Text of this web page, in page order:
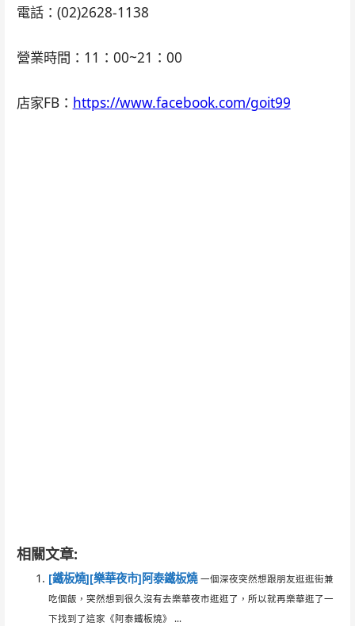
電話：(02)2628-1138
營業時間：11：00~21：00
店家FB： https://www.facebook.com/goit99
相關文章:
[鐵板燒][樂華夜市]阿泰鐵板燒 一個深夜突然想跟朋友逛逛街兼
吃個飯，突然想到很久沒有去樂華夜市逛逛了，所以就再樂華逛了一
下找到了這家《阿泰鐵板燒》 ...